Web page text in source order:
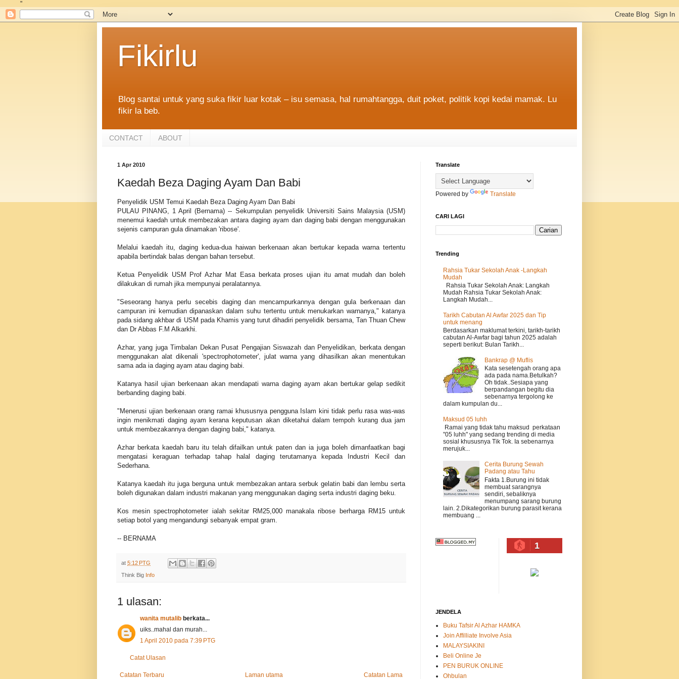
"
Fikirlu
Blog santai untuk yang suka fikir luar kotak – isu semasa, hal rumahtangga, duit poket, politik kopi kedai mamak. Lu
fikir la beb.
CONTACT ABOUT
1 Apr 2010
Kaedah Beza Daging Ayam Dan Babi
Penyelidik USM Temui Kaedah Beza Daging Ayam Dan Babi
PULAU PINANG, 1 April (Bernama) -- Sekumpulan penyelidik Universiti Sains Malaysia (USM)
menemui kaedah untuk membezakan antara daging ayam dan daging babi dengan menggunakan
sejenis campuran gula dinamakan 'ribose'.
Melalui kaedah itu, daging kedua-dua haiwan berkenaan akan bertukar kepada warna tertentu
apabila bertindak balas dengan bahan tersebut.
Ketua Penyelidik USM Prof Azhar Mat Easa berkata proses ujian itu amat mudah dan boleh
dilakukan di rumah jika mempunyai peralatannya.
"Seseorang hanya perlu secebis daging dan mencampurkannya dengan gula berkenaan dan
campuran ini kemudian dipanaskan dalam suhu tertentu untuk menukarkan warnanya," katanya
pada sidang akhbar di USM pada Khamis yang turut dihadiri penyelidik bersama, Tan Thuan Chew
dan Dr Abbas F.M Alkarkhi.
Azhar, yang juga Timbalan Dekan Pusat Pengajian Siswazah dan Penyelidikan, berkata dengan
menggunakan alat dikenali 'spectrophotometer', julat warna yang dihasilkan akan menentukan
sama ada ia daging ayam atau daging babi.
Katanya hasil ujian berkenaan akan mendapati warna daging ayam akan bertukar gelap sedikit
berbanding daging babi.
"Menerusi ujian berkenaan orang ramai khususnya pengguna Islam kini tidak perlu rasa was-was
ingin menikmati daging ayam kerana keputusan akan diketahui dalam tempoh kurang dua jam
untuk membezakannya dengan daging babi," katanya.
Azhar berkata kaedah baru itu telah difailkan untuk paten dan ia juga boleh dimanfaatkan bagi
mengatasi keraguan terhadap tahap halal daging terutamanya kepada Industri Kecil dan
Sederhana.
Katanya kaedah itu juga berguna untuk membezakan antara serbuk gelatin babi dan lembu serta
boleh digunakan dalam industri makanan yang menggunakan daging serta industri daging beku.
Kos mesin spectrophotometer ialah sekitar RM25,000 manakala ribose berharga RM15 untuk
setiap botol yang mengandungi sebanyak empat gram.
-- BERNAMA
at 5:12 PTG
Think Big Info
1 ulasan:
wanita mutalib berkata...
uiks..mahal dan murah...
1 April 2010 pada 7:39 PTG
Catat Ulasan
Catatan Terbaru Catatan Lama
Laman utama
Translate
Powered by Translate
CARI LAGI
Trending
Rahsia Tukar Sekolah Anak -Langkah
Mudah
Rahsia Tukar Sekolah Anak: Langkah
Mudah Rahsia Tukar Sekolah Anak:
Langkah Mudah...
Tarikh Cabutan Al Awfar 2025 dan Tip
untuk menang
Berdasarkan maklumat terkini, tarikh-tarikh
cabutan Al-Awfar bagi tahun 2025 adalah
seperti berikut: Bulan Tarikh...
Bankrap @ Muflis
Kata sesetengah orang apa
ada pada nama.Betulkah?
Oh tidak..Sesiapa yang
berpandangan begitu dia
sebenarnya tergolong ke
dalam kumpulan du...
Maksud 05 luhh
Ramai yang tidak tahu maksud perkataan
"05 luhh" yang sedang trending di media
sosial khususnya Tik Tok. Ia sebenarnya
merujuk...
Cerita Burung Sewah
Padang atau Tahu
Fakta 1.Burung ini tidak
membuat sarangnya
sendiri, sebaliknya
menumpang sarang burung
lain. 2.Dikategorikan burung parasit kerana
membuang ...
1
JENDELA
Buku Tafsir Al Azhar HAMKA
Join Affilliate Involve Asia
MALAYSIAKINI
Beli Online Je
PEN BURUK ONLINE
Ohbulan